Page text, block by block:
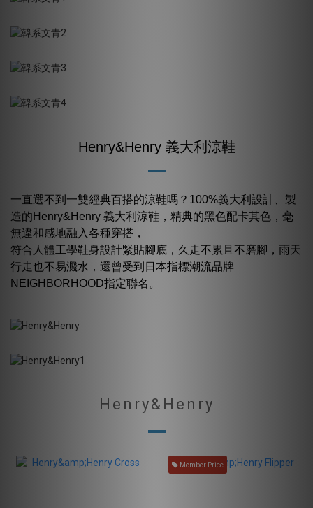
Henry&Henry 義大利涼鞋
一直選不到一雙經典百搭的涼鞋嗎？100%義大利設計、製
造的Henry&Henry 義大利涼鞋，精典的黑色配卡其色，毫
無違和感地融入各種穿搭，
符合人體工學鞋身設計緊貼腳底，久走不累且不磨腳，雨天
行走也不易濺水，還曾受到日本指標潮流品牌
NEIGHBORHOOD指定聯名。
Henry&Henry
Member Price